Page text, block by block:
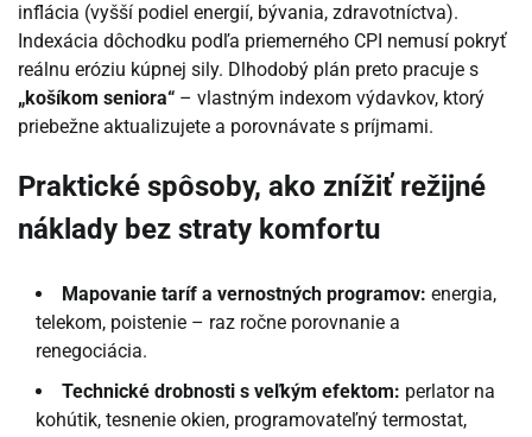
inflácia (vyšší podiel energií, bývania, zdravotníctva).
Indexácia dôchodku podľa priemerného CPI nemusí pokryť
reálnu eróziu kúpnej sily. Dlhodobý plán preto pracuje s
„košíkom seniora“ – vlastným indexom výdavkov, ktorý
priebežne aktualizujete a porovnávate s príjmami.
Praktické spôsoby, ako znížiť režijné
náklady bez straty komfortu
Mapovanie taríf a vernostných programov: energia,
telekom, poistenie – raz ročne porovnanie a
renegociácia.
Technické drobnosti s veľkým efektom: perlator na
kohútik, tesnenie okien, programovateľný termostat,